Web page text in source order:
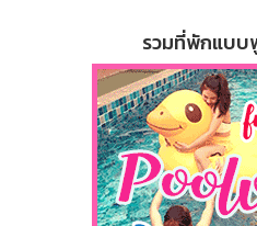
รวมที่พักแบบ